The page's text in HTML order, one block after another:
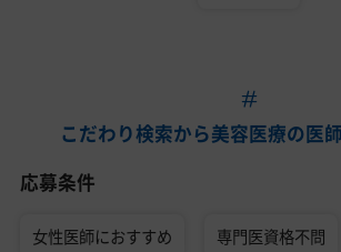
こだわり検索から美容医療の医
応募条件
女性医師におすすめ 専門医資格不問